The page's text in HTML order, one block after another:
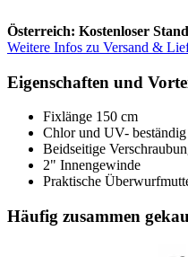
Österreich: Kostenloser
Weitere Infos zu Versand &
Eigenschaften und
Fixlänge 150 cm
Chlor und UV- beständig
Beidseitige
2" Innengewinde
Praktische
Häufig zusammen